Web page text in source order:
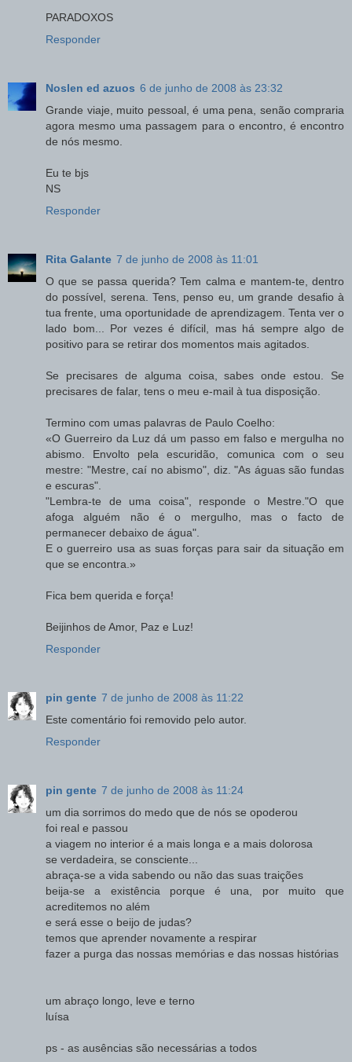
PARADOXOS
Responder
Noslen ed azuos 6 de junho de 2008 às 23:32
Grande viaje, muito pessoal, é uma pena, senão compraria
agora mesmo uma passagem para o encontro, é encontro
de nós mesmo.
Eu te bjs
NS
Responder
Rita Galante 7 de junho de 2008 às 11:01
O que se passa querida? Tem calma e mantem-te, dentro
do possível, serena. Tens, penso eu, um grande desafio à
tua frente, uma oportunidade de aprendizagem. Tenta ver o
lado bom... Por vezes é difícil, mas há sempre algo de
positivo para se retirar dos momentos mais agitados.
Se precisares de alguma coisa, sabes onde estou. Se
precisares de falar, tens o meu e-mail à tua disposição.
Termino com umas palavras de Paulo Coelho:
«O Guerreiro da Luz dá um passo em falso e mergulha no
abismo. Envolto pela escuridão, comunica com o seu
mestre: "Mestre, caí no abismo", diz. "As águas são fundas
e escuras".
"Lembra-te de uma coisa", responde o Mestre."O que
afoga alguém não é o mergulho, mas o facto de
permanecer debaixo de água".
E o guerreiro usa as suas forças para sair da situação em
que se encontra.»
Fica bem querida e força!
Beijinhos de Amor, Paz e Luz!
Responder
pin gente 7 de junho de 2008 às 11:22
Este comentário foi removido pelo autor.
Responder
pin gente 7 de junho de 2008 às 11:24
um dia sorrimos do medo que de nós se opoderou
foi real e passou
a viagem no interior é a mais longa e a mais dolorosa
se verdadeira, se consciente...
abraça-se a vida sabendo ou não das suas traições
beija-se a existência porque é una, por muito que
acreditemos no além
e será esse o beijo de judas?
temos que aprender novamente a respirar
fazer a purga das nossas memórias e das nossas histórias
um abraço longo, leve e terno
luísa
ps - as ausências são necessárias a todos